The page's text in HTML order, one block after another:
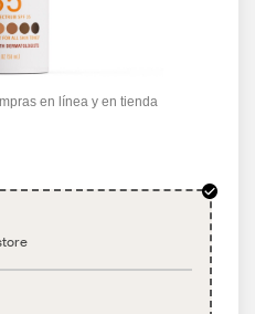
en línea y en tienda